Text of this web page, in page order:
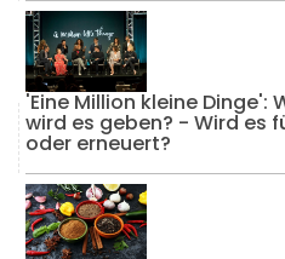
'Eine Million kleine Dinge':
wird es geben? - Wird es
oder erneuert?